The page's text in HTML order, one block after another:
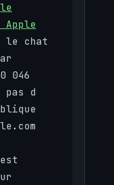
le
chat
046
d